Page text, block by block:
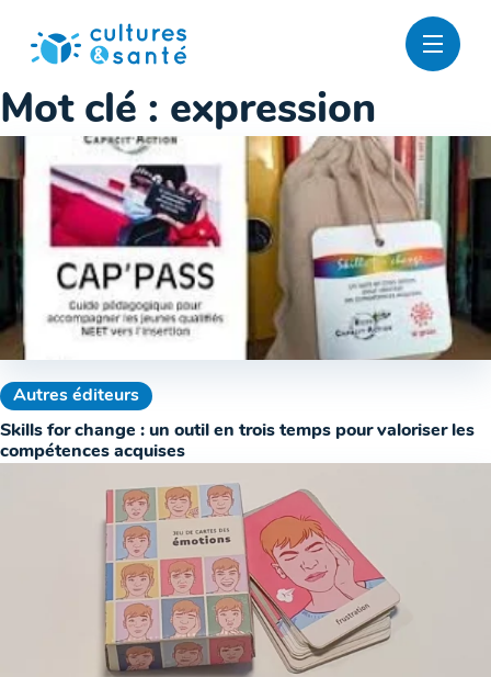
contenu
Mot clé : expression
Autres éditeurs
Skills for change : un outil en trois temps pour valoriser les
compétences acquises